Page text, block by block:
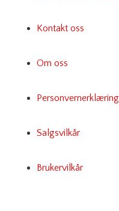
Kontakt oss
Om oss
Personvernerklæring
Salgsvilkår
Brukervilkår